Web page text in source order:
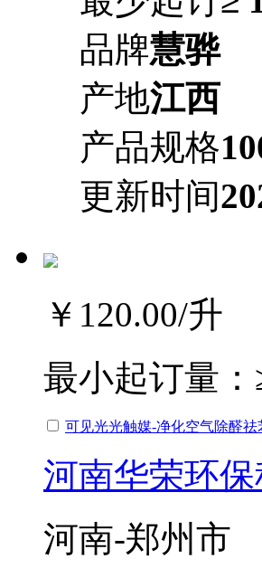
品牌慧骅
产地江西
产品规格
更新时间
￥120.00/升
最小起订量：
可见光光触媒-净化空气除醛祛
河南华荣环
河南-郑州市